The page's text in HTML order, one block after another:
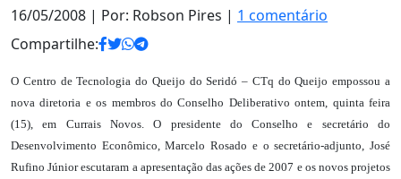
16/05/2008 | Por: Robson Pires | 1 comentário
Compartilhe:
O Centro de Tecnologia do Queijo do Seridó – CTq do Queijo empossou a
nova diretoria e os membros do Conselho Deliberativo ontem, quinta feira
(15), em Currais Novos. O presidente do Conselho e secretário do
Desenvolvimento Econômico, Marcelo Rosado e o secretário-adjunto, José
Rufino Júnior escutaram a apresentação das ações de 2007 e os novos projetos